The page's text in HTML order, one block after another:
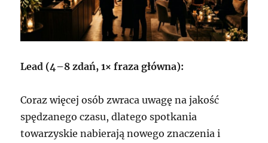
Lead (4–8 zdań, 1× fraza główna):
Coraz więcej osób zwraca uwagę na jakość
spędzanego czasu, dlatego spotkania
towarzyskie nabierają nowego znaczenia i